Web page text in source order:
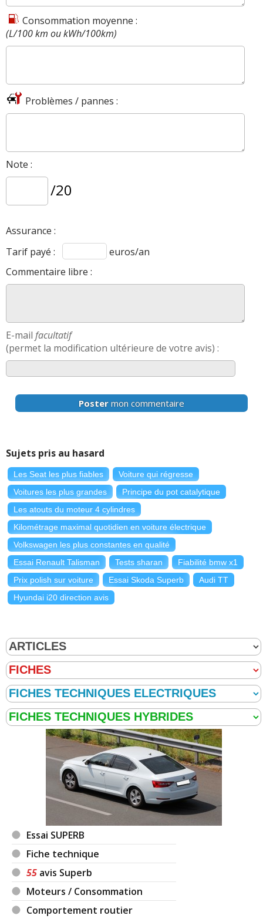
Consommation moyenne :
(L/100 km ou kWh/100km)
Problèmes / pannes :
Note :
/20
Assurance :
Tarif payé :
euros/an
Commentaire libre :
E-mail facultatif
(permet la modification ultérieure de votre avis) :
Poster mon commentaire
Sujets pris au hasard
Les Seat les plus fiables
Voiture qui régresse
Voitures les plus grandes
Principe du pot catalytique
Les atouts du moteur 4 cylindres
Kilométrage maximal quotidien en voiture électrique
Volkswagen les plus constantes en qualité
Essai Renault Talisman
Tests sharan
Fiabilité bmw x1
Prix polish sur voiture
Essai Skoda Superb
Audi TT
Hyundai i20 direction avis
Essai SUPERB
Fiche technique
55 avis Superb
Moteurs / Consommation
Comportement routier